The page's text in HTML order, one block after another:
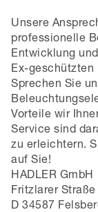
Unsere
professionelle
Entwicklung
Ex-
Sprechen Sie
Vorteile wir
Service sind
zu erleichtern.
auf Sie!
HADLER GmbH
Fritzlarer Straße
D 34587